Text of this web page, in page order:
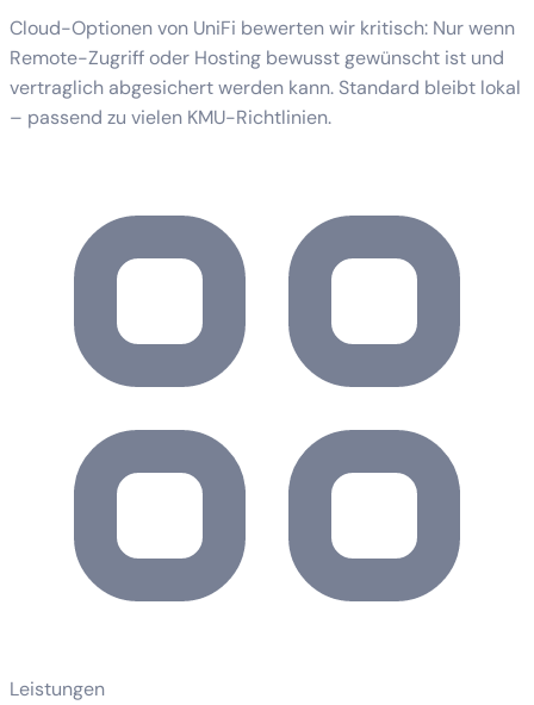
Cloud-Optionen von UniFi bewerten wir kritisch: Nur wenn
Remote-Zugriff oder Hosting bewusst gewünscht ist und
vertraglich abgesichert werden kann. Standard bleibt lokal
– passend zu vielen KMU-Richtlinien.
Leistungen